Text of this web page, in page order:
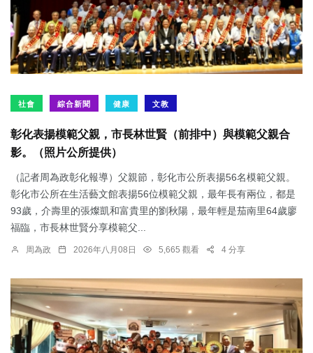
社會 綜合新聞 健康 文教
彰化表揚模範父親，市長林世賢（前排中）與模範父親合
影。（照片公所提供）
（記者周為政彰化報導）父親節，彰化市公所表揚56名模範父親。
彰化市公所在生活藝文館表揚56位模範父親，最年長有兩位，都是
93歲，介壽里的張燦凱和富貴里的劉秋陽，最年輕是茄南里64歲廖
福臨，市長林世賢分享模範父...
周為政 2026年八月08日 5,665 觀看 4 分享